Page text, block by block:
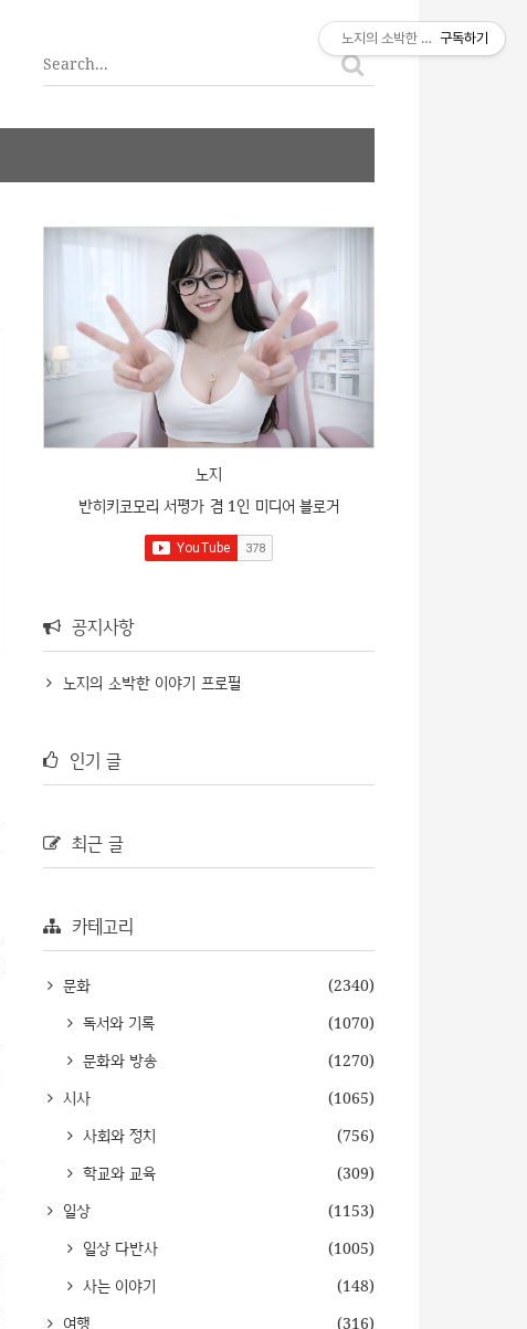
노지
반히키코모리 서평가 겸 1인 미디어 블로거
공지사항
노지의 소박한 이야기 프로필
인기 글
최근 글
카테고리
문화
(2340)
독서와 기록
(1070)
문화와 방송
(1270)
시사
(1065)
사회와 정치
(756)
학교와 교육
(309)
일상
(1153)
일상 다반사
(1005)
사는 이야기
(148)
여행
(316)
노지의 소박한 이야기구독하기